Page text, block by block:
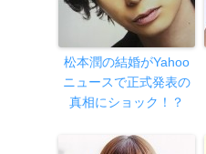
松本潤の結婚がYahoo
ニュースで正式発表の
真相にショック！？